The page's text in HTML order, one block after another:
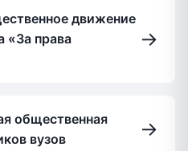
движение
«За права
→
общественная
вузов
→